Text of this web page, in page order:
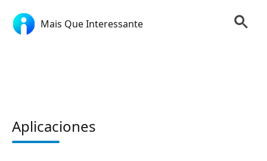
Mais Que Interessante
Aplicaciones